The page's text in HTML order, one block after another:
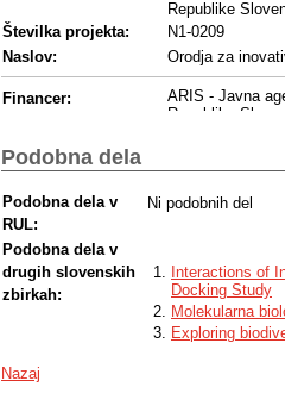
Republike
Številka projekta:
N1-0209
Naslov:
Orodja za
Financer:
ARIS - Javna
Republike
Naslov:
proteom pri
Financer:
ARIS - Javna
Številka projekta:
Naslov:
Atlas
interakcijami z
ARIS - Javna
Številka projekta:
Podobna dela
Podobna dela v
RUL:
Ni podobnih del
Podobna dela v
drugih slovenskih
zbirkah:
Interactions of
Docking Study
Molekularna
Exploring
Nazaj